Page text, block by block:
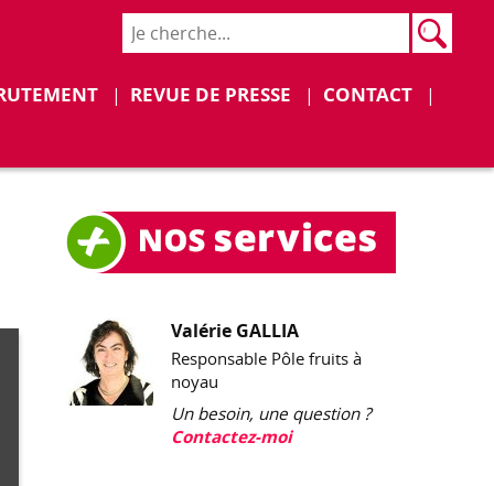
Déplier
REVUE DE PRESSE Déplier
CONTACT
Valérie GALLIA
Responsable Pôle fruits à
noyau
Un besoin, une question ?
Contactez-moi